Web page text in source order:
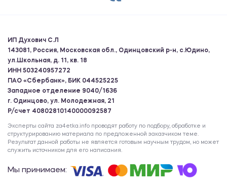
ИП Духович С.Л
143081, Россия, Московская обл., Одинцовский р-н, с.Юдино,
ул.Школьная, д. 11, кв. 18
ИНН 503240957272
ПАО «Сбербанк», БИК 044525225
Западное отделение 9040/1636
г. Одинцово, ул. Молодежная, 21
Р/счет 40802810140000092587
Эксперты сайта za4etka.info проводят работу по подбору, обработке и
структурированию материала по предложенной заказчиком теме.
Результат данной работы не является готовым научным трудом, но может
служить источником для его написания.
Мы принимаем: